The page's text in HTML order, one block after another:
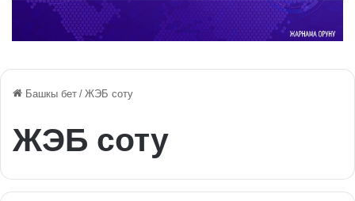
Башкы бет / ЖЭБ соту
ЖЭБ соту